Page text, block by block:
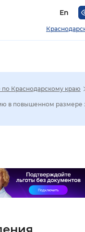
En
Краснодарскому краю
в повышенном размере